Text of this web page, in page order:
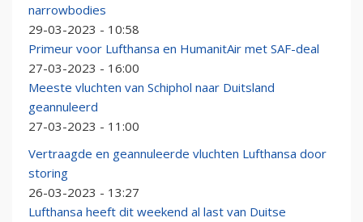
narrowbodies
29-03-2023 - 10:58
Primeur voor Lufthansa en HumanitAir met SAF-deal
27-03-2023 - 16:00
Meeste vluchten van Schiphol naar Duitsland
geannuleerd
27-03-2023 - 11:00
Vertraagde en geannuleerde vluchten Lufthansa door
storing
26-03-2023 - 13:27
Lufthansa heeft dit weekend al last van Duitse